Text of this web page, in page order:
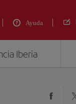
Ayuda
Iberia